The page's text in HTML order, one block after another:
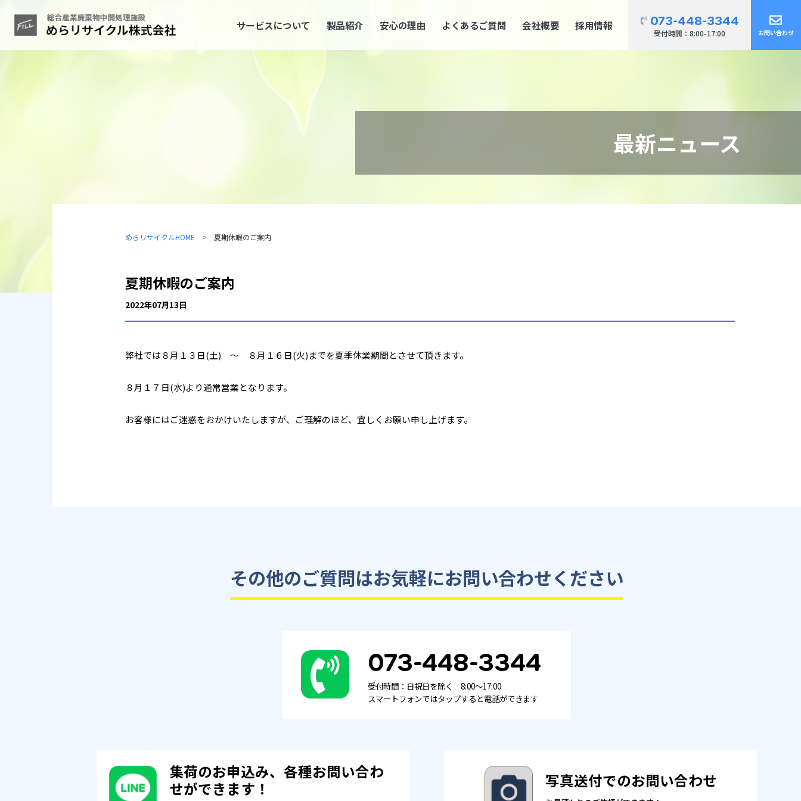
サービスについて 製品紹介 安心の理由 よくあるご質問 会社概要 採用情報 073-448-3344
受付時間：8:00-17:00 お問い合わせ
最新ニュース
めらリサイクルHOME > 夏期休暇のご案内
夏期休暇のご案内
2022年07月13日
弊社では８月１３日(土) ～ ８月１６日(火)までを夏季休業期間とさせて頂きます。
８月１７日(水)より通常営業となります。
お客様にはご迷惑をおかけいたしますが、ご理解のほど、宜しくお願い申し上げます。
その他のご質問はお気軽にお問い合わせください
073-448-3344
受付時間：日祝日を除く 8:00～17:00
スマートフォンではタップすると電話ができます
集荷のお申込み、各種お問い合わ
せができます！
写真送付でのお問い合わせ